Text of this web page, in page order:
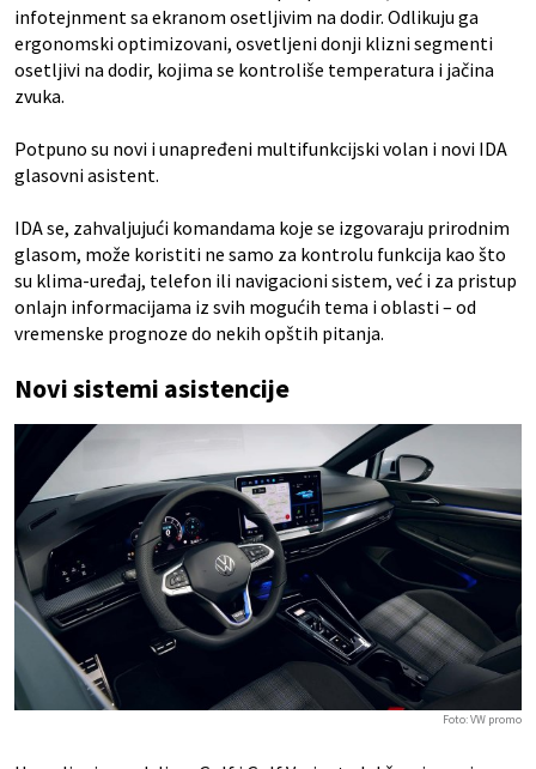
infotejnment sa ekranom osetljivim na dodir. Odlikuju ga
ergonomski optimizovani, osvetljeni donji klizni segmenti
osetljivi na dodir, kojima se kontroliše temperatura i jačina
zvuka.
Potpuno su novi i unapređeni multifunkcijski volan i novi IDA
glasovni asistent.
IDA se, zahvaljujući komandama koje se izgovaraju prirodnim
glasom, može koristiti ne samo za kontrolu funkcija kao što
su klima-uređaj, telefon ili navigacioni sistem, već i za pristup
onlajn informacijama iz svih mogućih tema i oblasti – od
vremenske prognoze do nekih opštih pitanja.
Novi sistemi asistencije
Foto: VW promo